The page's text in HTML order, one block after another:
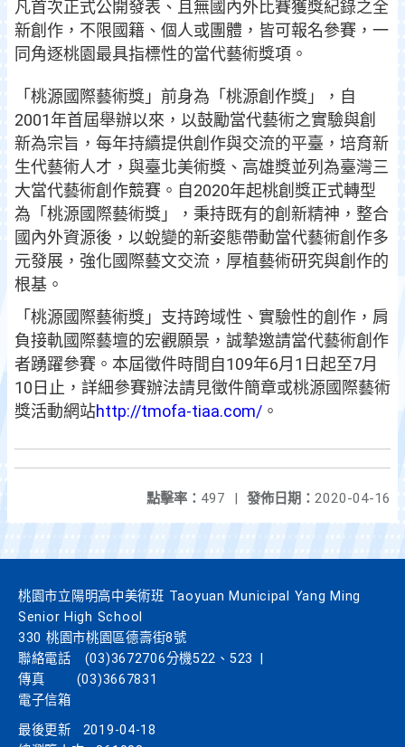
凡首次正式公開發表、且無國內外比賽獲獎紀錄之全
新創作，不限國籍、個人或團體，皆可報名參賽，一
同角逐桃園最具指標性的當代藝術獎項。
「桃源國際藝術獎」前身為「桃源創作獎」，自
2001年首屆舉辦以來，以鼓勵當代藝術之實驗與創
新為宗旨，每年持續提供創作與交流的平臺，培育新
生代藝術人才，與臺北美術獎、高雄獎並列為臺灣三
大當代藝術創作競賽。自2020年起桃創獎正式轉型
為「桃源國際藝術獎」，秉持既有的創新精神，整合
國內外資源後，以蛻變的新姿態帶動當代藝術創作多
元發展，強化國際藝文交流，厚植藝術研究與創作的
根基。
「桃源國際藝術獎」支持跨域性、實驗性的創作，肩
負接軌國際藝壇的宏觀願景，誠摯邀請當代藝術創作
者踴躍參賽。本屆徵件時間自109年6月1日起至7月
10日止，詳細參賽辦法請見徵件簡章或桃源國際藝術
獎活動網站http://tmofa-tiaa.com/ 。
發佈日期： 2020-04-16
點擊率： 497 |
桃園市立陽明高中美術班 Taoyuan Municipal Yang Ming
Senior High School
330 桃園市桃園區德壽街8號
聯絡電話
(03)3672706分機522、523
傳真
(03)3667831
電子信箱
最後更新
2019-04-18